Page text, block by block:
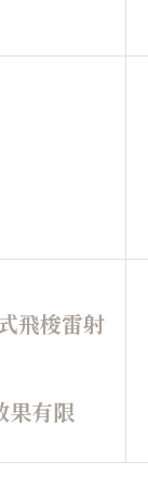
飛梭雷射
果有限